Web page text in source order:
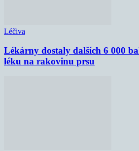
Léčiva
Lékárny dostaly dalších 6 000
léku na rakovinu prsu